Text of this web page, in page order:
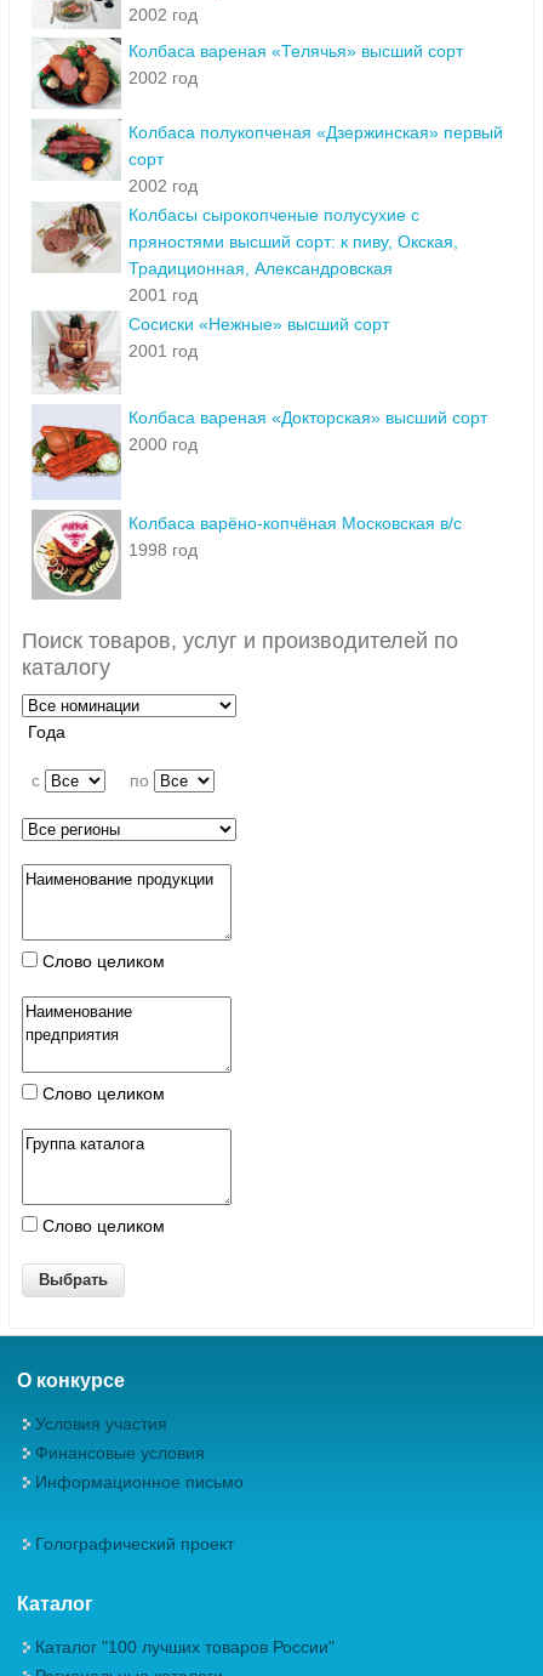
2002 год
Колбаса вареная «Телячья» высший сорт
2002 год
Колбаса полукопченая «Дзержинская» первый
сорт
2002 год
Колбасы сырокопченые полусухие с
пряностями высший сорт: к пиву, Окская,
Традиционная, Александровская
2001 год
Сосиски «Нежные» высший сорт
2001 год
Колбаса вареная «Докторская» высший сорт
2000 год
Колбаса варёно-копчёная Московская в/с
1998 год
Поиск товаров, услуг и производителей по
каталогу
Года
c по
Слово целиком
Слово целиком
Слово целиком
О конкурсе
Условия участия
Финансовые условия
Информационное письмо
Голографический проект
Каталог
Каталог "100 лучших товаров России"